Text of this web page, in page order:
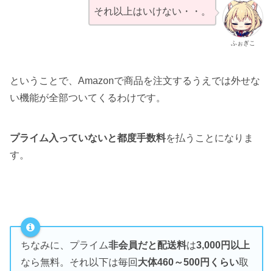
ふぉぎこ
それ以上はいけない・・。
ということで、Amazonで商品を注文するうえでは外せな
い機能が全部ついてくるわけです。
プライム入っていないと都度手数料を払うことになりま
す。
ちなみに、プライム非会員だと配送料は3,000円以上
なら無料。それ以下は毎回 大体460～500円くらい取